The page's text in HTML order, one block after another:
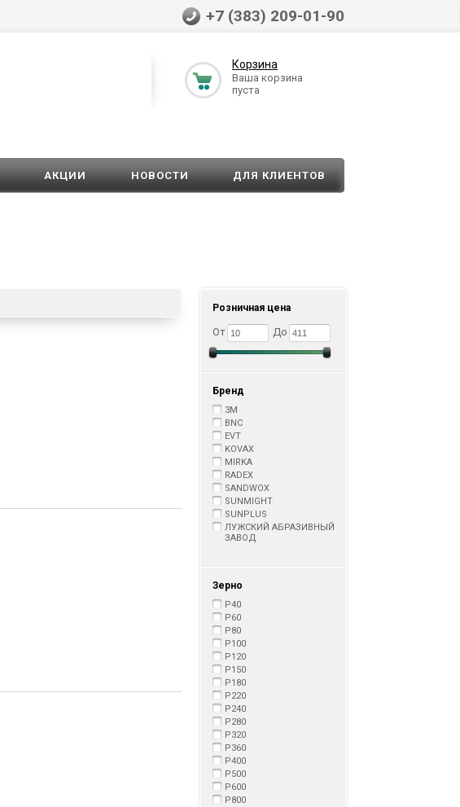
+7 (383) 209-01-90
Корзина
Ваша корзина
пуста
АКЦИИ НОВОСТИ ДЛЯ КЛИЕНТОВ
Розничная цена
От До
Бренд
3M
BNC
EVT
KOVAX
MIRKA
RADEX
SANDWOX
SUNMIGHT
SUNPLUS
ЛУЖСКИЙ АБРАЗИВНЫЙ
ЗАВОД
Зерно
P40
P60
P80
P100
P120
P150
P180
P220
P240
P280
P320
P360
P400
P500
P600
P800